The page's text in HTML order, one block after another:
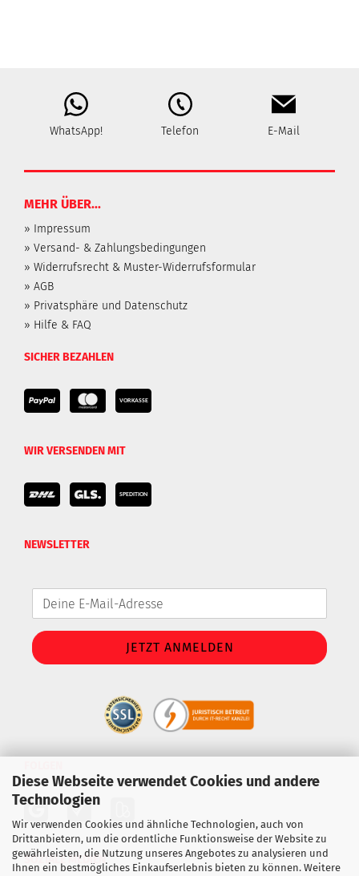
Diese Webseite verwendet Cookies und andere
Technologien
Wir verwenden Cookies und ähnliche Technologien, auch von
Drittanbietern, um die ordentliche Funktionsweise der Website zu
gewährleisten, die Nutzung unseres Angebotes zu analysieren und
Ihnen ein bestmögliches Einkaufserlebnis bieten zu können. Weitere
WhatsApp! Telefon E-Mail
MEHR ÜBER...
» Impressum
» Versand- & Zahlungsbedingungen
» Widerrufsrecht & Muster-Widerrufsformular
» AGB
» Privatsphäre und Datenschutz
» Hilfe & FAQ
SICHER BEZAHLEN
WIR VERSENDEN MIT
NEWSLETTER
SOZIALE MEDIEN